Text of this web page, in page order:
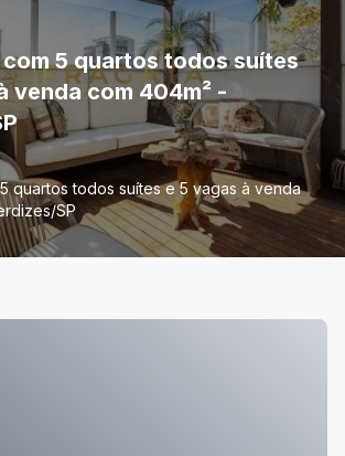
5 quartos todos suítes
venda com 404m² -
quartos todos suítes e 5 vagas à venda
SP